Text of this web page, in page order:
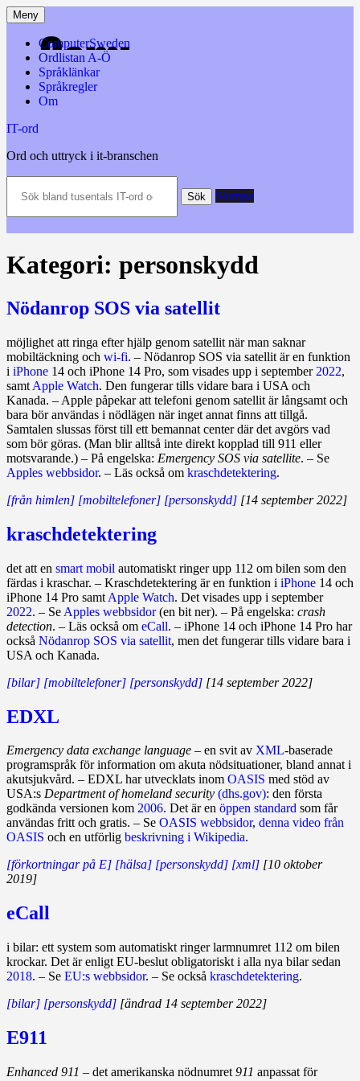
Hoppa
till
innehåll
Meny
ComputerSweden
Ordlistan A-Ö
Språklänkar
Språkregler
Om
IT-ord
Ord och uttryck i it-branschen
bland
och
datatermer
Sök Slumpa
Kategori: personskydd
Nödanrop SOS via satellit
möjlighet att ringa efter hjälp genom satellit när man saknar
mobiltäckning och wi‑fi. – Nödanrop SOS via satellit är en funktion
i iPhone 14 och iPhone 14 Pro, som visades upp i september 2022,
samt Apple Watch. Den fungerar tills vidare bara i USA och
Kanada. – Apple påpekar att telefoni genom satellit är långsamt och
bara bör användas i nödlägen när inget annat finns att tillgå.
Samtalen slussas först till ett bemannat center där det avgörs vad
som bör göras. (Man blir alltså inte direkt kopplad till 911 eller
motsvarande.) – På engelska: Emergency SOS via satellite. – Se
Apples webbsidor. – Läs också om kraschdetektering.
[från himlen] [mobiltelefoner] [personskydd] [14 september 2022]
kraschdetektering
det att en smart mobil automatiskt ringer upp 112 om bilen som den
färdas i kraschar. – Kraschdetektering är en funktion i iPhone 14 och
iPhone 14 Pro samt Apple Watch. Det visades upp i september
2022. – Se Apples webbsidor(en bit ner). – På engelska: crash
detection. – Läs också om eCall. – iPhone 14 och iPhone 14 Pro har
också Nödanrop SOS via satellit, men det fungerar tills vidare bara i
USA och Kanada.
[bilar] [mobiltelefoner] [personskydd] [14 september 2022]
EDXL
Emergency data exchange language – en svit av XML‑baserade
programspråk för information om akuta nödsituationer, bland annat i
akutsjukvård. – EDXL har utvecklats inom OASIS med stöd av
USA:s Department of homeland security (dhs.gov): den första
godkända versionen kom 2006. Det är en öppen standard som får
användas fritt och gratis. – Se OASIS webbsidor, denna video från
OASIS och en utförlig beskrivning i Wikipedia.
[förkortningar på E] [hälsa] [personskydd] [xml] [10 oktober
2019]
eCall
i bilar: ett system som automatiskt ringer larmnumret 112 om bilen
krockar. Det är enligt EU-beslut obligatoriskt i alla nya bilar sedan
2018. – Se EU:s webbsidor. – Se också kraschdetektering.
[bilar] [personskydd] [ändrad 14 september 2022]
E911
Enhanced 911 – det amerikanska nöd­numret 911 anpassat för